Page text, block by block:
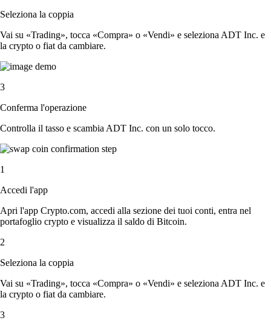
Seleziona la coppia
Vai su «Trading», tocca «Compra» o «Vendi» e seleziona ADT Inc. e
la crypto o fiat da cambiare.
3
Conferma l'operazione
Controlla il tasso e scambia ADT Inc. con un solo tocco.
1
Accedi l'app
Apri l'app Crypto.com, accedi alla sezione dei tuoi conti, entra nel
portafoglio crypto e visualizza il saldo di Bitcoin.
2
Seleziona la coppia
Vai su «Trading», tocca «Compra» o «Vendi» e seleziona ADT Inc. e
la crypto o fiat da cambiare.
3